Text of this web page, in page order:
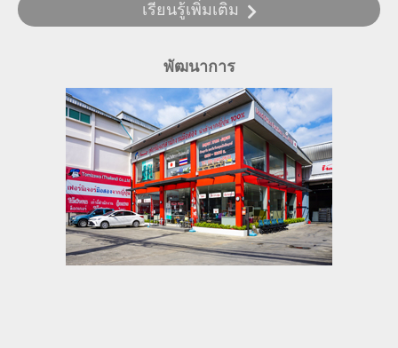
เรียนรู้เพิ่มเติม
พัฒนาการ